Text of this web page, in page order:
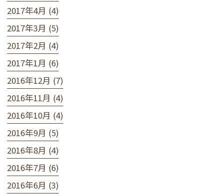
2017年4月 (4)
2017年3月 (5)
2017年2月 (4)
2017年1月 (6)
2016年12月 (7)
2016年11月 (4)
2016年10月 (4)
2016年9月 (5)
2016年8月 (4)
2016年7月 (6)
2016年6月 (3)